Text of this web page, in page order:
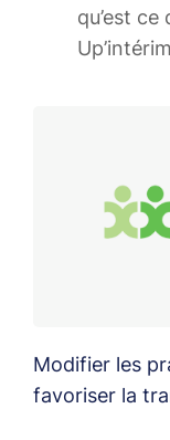
qu’est ce
Up’intérim
Modifier les
favoriser la